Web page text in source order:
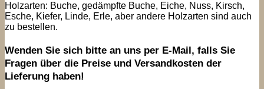
Holzarten: Buche, gedämpfte Buche, Eiche, Nuss, Kirsch,
Esche, Kiefer, Linde, Erle, aber andere Holzarten sind auch
zu bestellen.
Wenden Sie sich bitte an uns per E-Mail, falls Sie
Fragen über die Preise und Versandkosten der
Lieferung haben!